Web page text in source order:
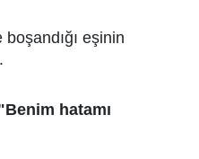
boşandığı eşinin
hatamı